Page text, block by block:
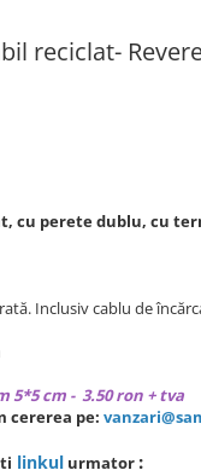
reciclat-
cu perete dublu, cu
Inclusiv cablu de
5*5 cm - 3.50 ron + tva
cererea pe:
linkul urmator :